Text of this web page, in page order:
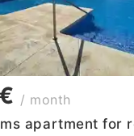
/ month
apartment for